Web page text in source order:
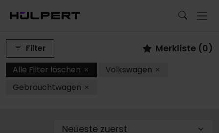
Filter Merkliste (0)
Alle Filter löschen
Volkswagen
Gebrauchtwagen